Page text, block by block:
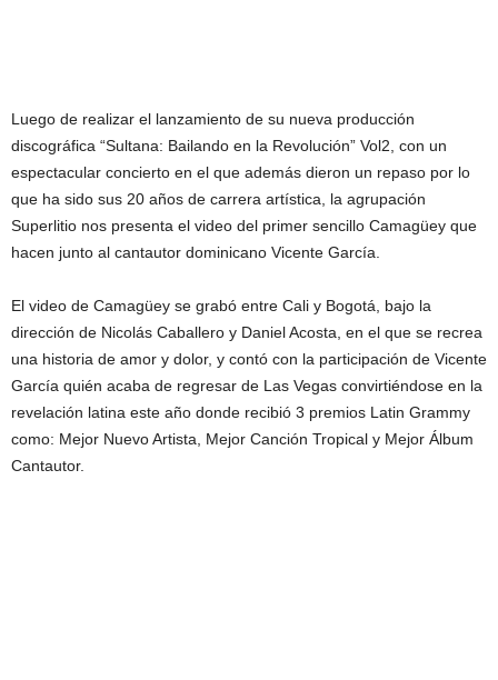
Luego de realizar el lanzamiento de su nueva producción
discográfica “Sultana: Bailando en la Revolución” Vol2, con un
espectacular concierto en el que además dieron un repaso por lo
que ha sido sus 20 años de carrera artística, la agrupación
Superlitio nos presenta el video del primer sencillo Camagüey que
hacen junto al cantautor dominicano Vicente García.
El video de Camagüey se grabó entre Cali y Bogotá, bajo la
dirección de Nicolás Caballero y Daniel Acosta, en el que se recrea
una historia de amor y dolor, y contó con la participación de Vicente
García quién acaba de regresar de Las Vegas convirtiéndose en la
revelación latina este año donde recibió 3 premios Latin Grammy
como: Mejor Nuevo Artista, Mejor Canción Tropical y Mejor Álbum
Cantautor.